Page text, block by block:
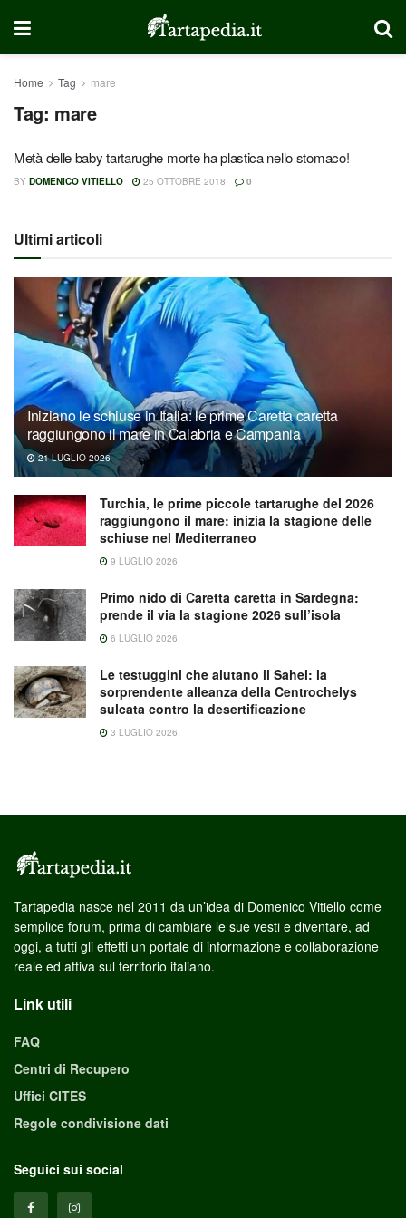
Home Tag mare
Tag: mare
Metà delle baby tartarughe morte ha plastica nello stomaco!
BY DOMENICO VITIELLO 25 OTTOBRE 2018 0
Ultimi articoli
Iniziano le schiuse in Italia: le prime Caretta caretta
raggiungono il mare in Calabria e Campania
21 LUGLIO 2026
Turchia, le prime piccole tartarughe del 2026
raggiungono il mare: inizia la stagione delle
schiuse nel Mediterraneo
9 LUGLIO 2026
Primo nido di Caretta caretta in Sardegna:
prende il via la stagione 2026 sull’isola
6 LUGLIO 2026
Le testuggini che aiutano il Sahel: la
sorprendente alleanza della Centrochelys
sulcata contro la desertificazione
3 LUGLIO 2026
Tartapedia nasce nel 2011 da un’idea di Domenico Vitiello come
semplice forum, prima di cambiare le sue vesti e diventare, ad
oggi, a tutti gli effetti un portale di informazione e collaborazione
reale ed attiva sul territorio italiano.
Link utili
FAQ
Centri di Recupero
Uffici CITES
Regole condivisione dati
Seguici sui social